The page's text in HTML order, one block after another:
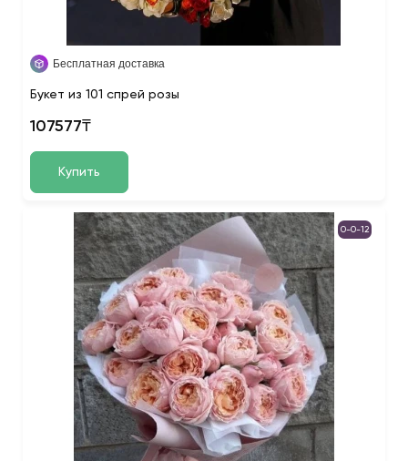
Бесплатная доставка
Букет из 101 спрей розы
107577₸
Купить
0-0-12